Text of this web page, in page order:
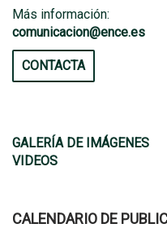
Más información:
comunicacion@ence.es
CONTACTA
GALERÍA DE IMÁGENES
VIDEOS
CALENDARIO DE